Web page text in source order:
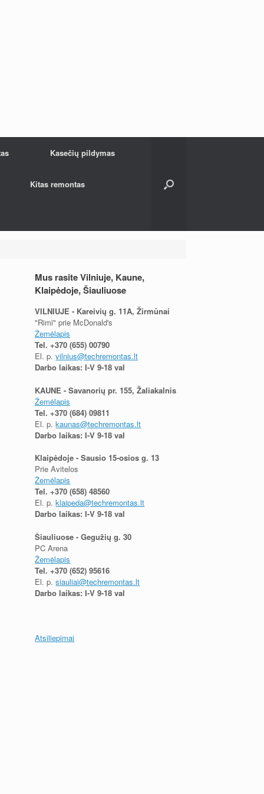
Kasečių pildymas
Kitas remontas
Mus rasite Vilniuje, Kaune,
Klaipėdoje, Šiauliuose
VILNIUJE - Kareivių g. 11A, Žirmūnai
"Rimi" prie McDonald's
Žemėlapis
Tel.+370 (655) 00790
El. p.vilnius@techremontas.lt
Darbo laikas: I-V 9-18 val
KAUNE - Savanorių pr. 155, Žaliakalnis
Žemėlapis
Tel.+370 (684) 09811
El. p.kaunas@techremontas.lt
Darbo laikas: I-V 9-18 val
Klaipėdoje - Sausio 15-osios g. 13
Prie Avitelos
Žemėlapis
Tel.+370 (658) 48560
El. p.klaipeda@techremontas.lt
Darbo laikas: I-V 9-18 val
Šiauliuose - Gegužių g. 30
PC Arena
Žemėlapis
Tel.+370 (652) 95616
El. p.siauliai@techremontas.lt
Darbo laikas: I-V 9-18 val
Atsiliepimai